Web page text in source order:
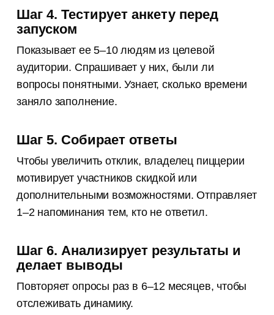
Шаг 4. Тестирует анкету перед
запуском
Показывает ее 5–10 людям из целевой
аудитории. Спрашивает у них, были ли
вопросы понятными. Узнает, сколько времени
заняло заполнение.
Шаг 5. Собирает ответы
Чтобы увеличить отклик, владелец пиццерии
мотивирует участников скидкой или
дополнительными возможностями. Отправляет
1–2 напоминания тем, кто не ответил.
Шаг 6. Анализирует результаты и
делает выводы
Повторяет опросы раз в 6–12 месяцев, чтобы
отслеживать динамику.